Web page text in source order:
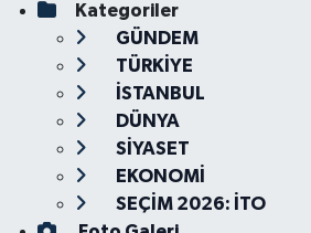
Kategoriler
GÜNDEM
TÜRKİYE
İSTANBUL
DÜNYA
SİYASET
EKONOMİ
SEÇİM 2026: İTO